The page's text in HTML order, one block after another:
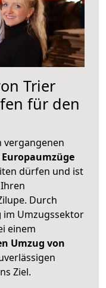
Trier
für den
vergangenen
dürfen und ist
Durch
im Umzugssektor
einem
Umzug von
Ziel.